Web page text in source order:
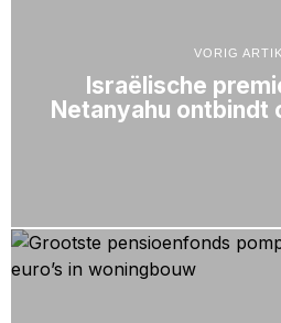
VORIG
Israëlische
Netanyahu ontbindt